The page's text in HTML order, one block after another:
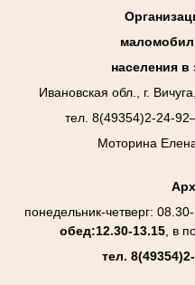
населения в
Ивановская обл., г.
тел. 8(49354)2-24-
Моторина
понедельник-четверг:
обед:12.30-13.15, в
тел.